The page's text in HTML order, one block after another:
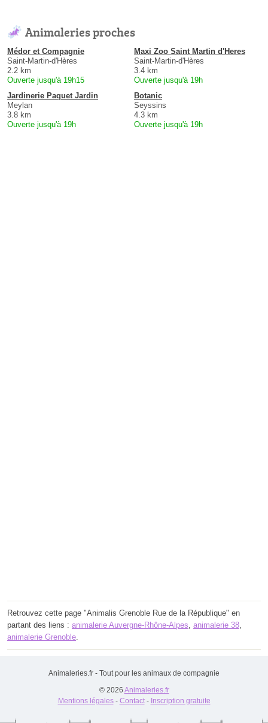
Animaleries proches
Médor et Compagnie
Saint-Martin-d'Hères
2.2 km
Ouverte jusqu'à 19h15
Maxi Zoo Saint Martin d'Heres
Saint-Martin-d'Hères
3.4 km
Ouverte jusqu'à 19h
Jardinerie Paquet Jardin
Meylan
3.8 km
Ouverte jusqu'à 19h
Botanic
Seyssins
4.3 km
Ouverte jusqu'à 19h
Retrouvez cette page "Animalis Grenoble Rue de la République" en
partant des liens : animalerie Auvergne-Rhône-Alpes, animalerie 38,
animalerie Grenoble.
Animaleries.fr - Tout pour les animaux de compagnie
© 2026 Animaleries.fr
Mentions légales- Contact- Inscription gratuite